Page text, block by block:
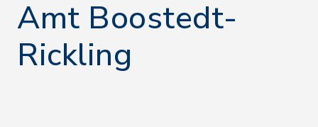
Amt Boostedt-
Rickling